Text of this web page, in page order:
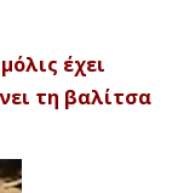
έχει
τη βαλίτσα